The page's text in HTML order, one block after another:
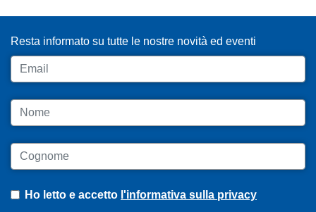
Resta informato su tutte le nostre novità ed eventi
Email
Nome
Cognome
Ho letto e accetto l'informativa sulla privacy